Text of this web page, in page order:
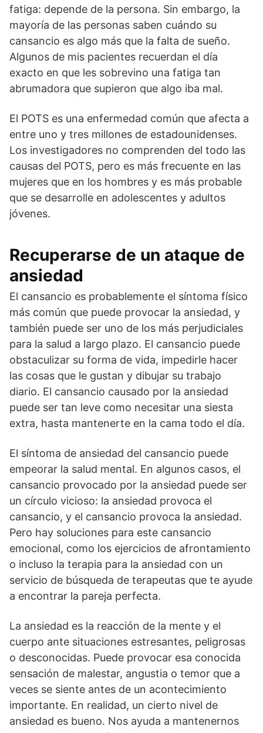
fatiga: depende de la persona. Sin embargo, la
mayoría de las personas saben cuándo su
cansancio es algo más que la falta de sueño.
Algunos de mis pacientes recuerdan el día
exacto en que les sobrevino una fatiga tan
abrumadora que supieron que algo iba mal.
El POTS es una enfermedad común que afecta a
entre uno y tres millones de estadounidenses.
Los investigadores no comprenden del todo las
causas del POTS, pero es más frecuente en las
mujeres que en los hombres y es más probable
que se desarrolle en adolescentes y adultos
jóvenes.
Recuperarse de un ataque de
ansiedad
El cansancio es probablemente el síntoma físico
más común que puede provocar la ansiedad, y
también puede ser uno de los más perjudiciales
para la salud a largo plazo. El cansancio puede
obstaculizar su forma de vida, impedirle hacer
las cosas que le gustan y dibujar su trabajo
diario. El cansancio causado por la ansiedad
puede ser tan leve como necesitar una siesta
extra, hasta mantenerte en la cama todo el día.
El síntoma de ansiedad del cansancio puede
empeorar la salud mental. En algunos casos, el
cansancio provocado por la ansiedad puede ser
un círculo vicioso: la ansiedad provoca el
cansancio, y el cansancio provoca la ansiedad.
Pero hay soluciones para este cansancio
emocional, como los ejercicios de afrontamiento
o incluso la terapia para la ansiedad con un
servicio de búsqueda de terapeutas que te ayude
a encontrar la pareja perfecta.
La ansiedad es la reacción de la mente y el
cuerpo ante situaciones estresantes, peligrosas
o desconocidas. Puede provocar esa conocida
sensación de malestar, angustia o temor que a
veces se siente antes de un acontecimiento
importante. En realidad, un cierto nivel de
ansiedad es bueno. Nos ayuda a mantenernos